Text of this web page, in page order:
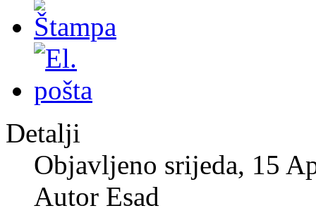
Detalji
Objavljeno srijeda, 15
Autor Esad